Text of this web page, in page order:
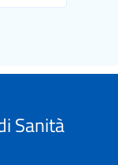
Sanità